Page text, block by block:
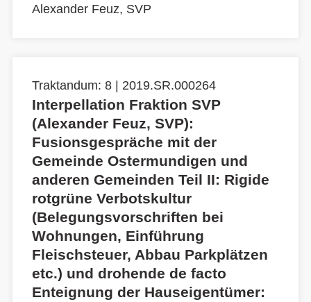
Alexander Feuz, SVP
Traktandum: 8 | 2019.SR.000264
Interpellation Fraktion SVP
(Alexander Feuz, SVP):
Fusionsgespräche mit der
Gemeinde Ostermundigen und
anderen Gemeinden Teil II: Rigide
rotgrüne Verbotskultur
(Belegungsvorschriften bei
Wohnungen, Einführung
Fleischsteuer, Abbau Parkplätzen
etc.) und drohende de facto
Enteignung der Hauseigentümer: